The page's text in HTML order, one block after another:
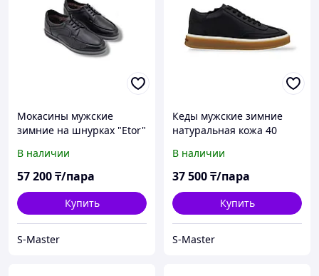
Мокасины мужские
зимние на шнурках "Etor"
В наличии
57 200₸/пара
Купить
S-Master
Кеды мужские зимние
натуральная кожа 40
В наличии
37 500₸/пара
Купить
S-Master